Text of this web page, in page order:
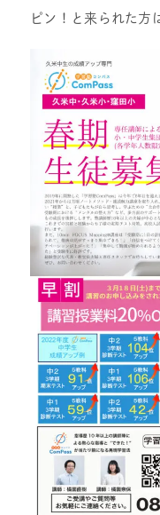
ピン！と来られた方